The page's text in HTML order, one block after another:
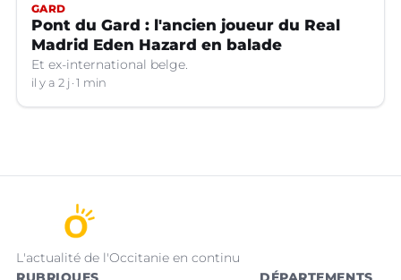
GARD
Pont du Gard : l'ancien joueur du Real
Madrid Eden Hazard en balade
Et ex-international belge.
il y a 2 j 1 min
L'actualité de l'Occitanie en continu